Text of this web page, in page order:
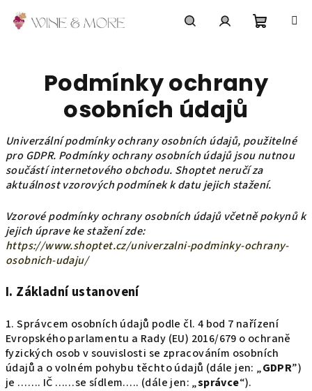
košík
Podmínky ochrany
osobních údajů
Univerzální podmínky ochrany osobních údajů, použitelné
pro GDPR. Podmínky ochrany osobních údajů jsou nutnou
součástí internetového obchodu. Shoptet neručí za
aktuálnost vzorových podmínek k datu jejich stažení.
Vzorové podmínky ochrany osobních údajů včetně pokynů k
jejich úprave ke stažení zde:
https://www.shoptet.cz/univerzalni-podminky-ochrany-
osobnich-udaju/
I. Základní ustanovení
1. Správcem osobních údajů podle čl. 4 bod 7 nařízení
Evropského parlamentu a Rady (EU) 2016/679 o ochraně
fyzických osob v souvislosti se zpracováním osobních
údajů a o volném pohybu těchto údajů (dále jen: „GDPR”)
je ……. IČ ……se sídlem….. (dále jen: „správce“).